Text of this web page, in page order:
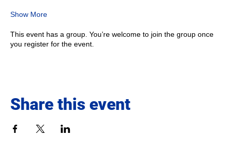
Show More
This event has a group. You’re welcome to join the group once
you register for the event.
Share this event